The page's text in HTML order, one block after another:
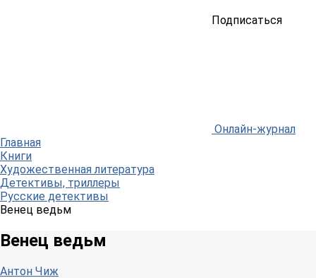
Подписаться
Онлайн-журнал
Главная
Книги
Художественная литература
Детективы, триллеры
Русские детективы
Венец ведьм
Венец ведьм
Антон Чиж